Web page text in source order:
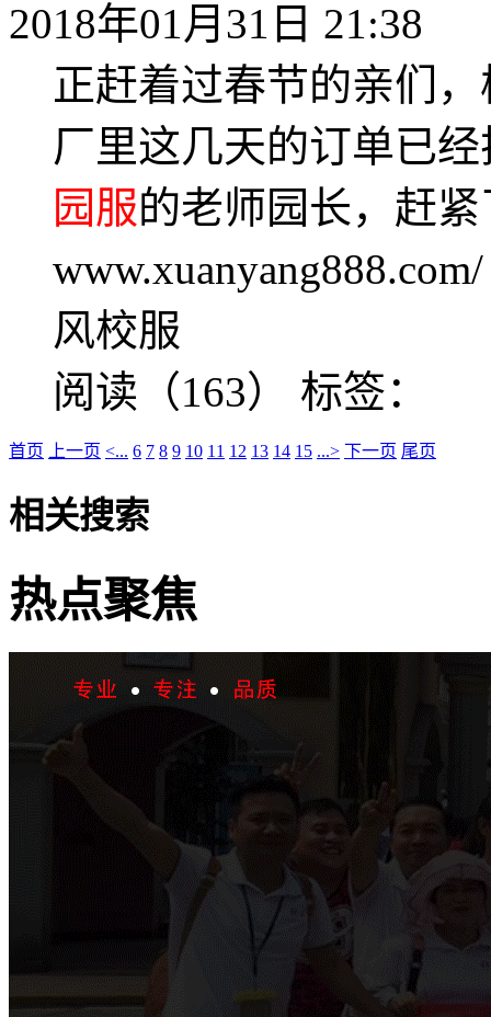
2018年01月31日 21:38
正赶着过春节的亲们
厂里这几天的订单已
园服的老师园长，赶
风校服
阅读（163） 标签：
首页 上一页 <... 6 7 8 9 10 11 12 13 14 15 ...> 下一页 尾页
相关搜索
热点聚焦